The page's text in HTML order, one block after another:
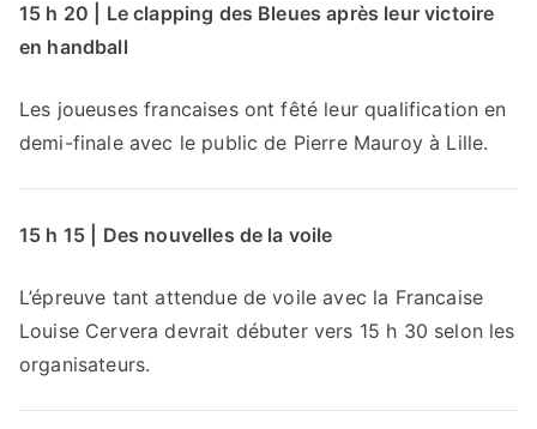
15 h 20 | Le clapping des Bleues après leur victoire
en handball
Les joueuses francaises ont fêté leur qualification en
demi-finale avec le public de Pierre Mauroy à Lille.
15 h 15 | Des nouvelles de la voile
L’épreuve tant attendue de voile avec la Francaise
Louise Cervera devrait débuter vers 15 h 30 selon les
organisateurs.